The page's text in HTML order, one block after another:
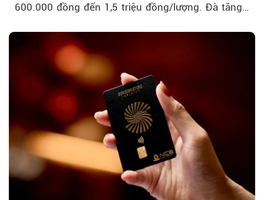
600.000 đồng đến 1,5 triệu đồng/lượng. Đà tăng
vàng thế giới bứt phá lên mức cao nhất trong
một tháng.